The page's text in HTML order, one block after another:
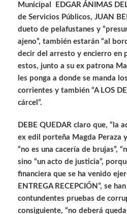
Municipal EDGAR ÁNIMAS
de Servicios Públicos, JUAN
dueto de pelafustanes y
ajeno”, también estarán “al
decir del arresto y encierro en
estos, junto a su ex patrona
les ponga a donde se manda
corrientes y también “A LOS
cárcel”.
DEBE QUEDAR claro que, “la
ex edil porteña Magda Peraza
“no es una cacería de brujas”,
sino “un acto de justicia”,
financiera que se ha venido
ENTREGA RECEPCIÓN”, se
contundentes pruebas de
consiguiente, “no deberá